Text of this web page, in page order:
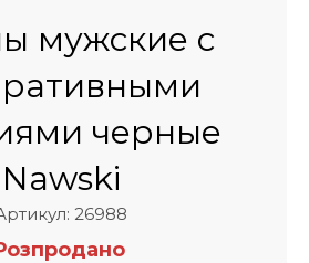
мужские с
черные
Nawski
26988